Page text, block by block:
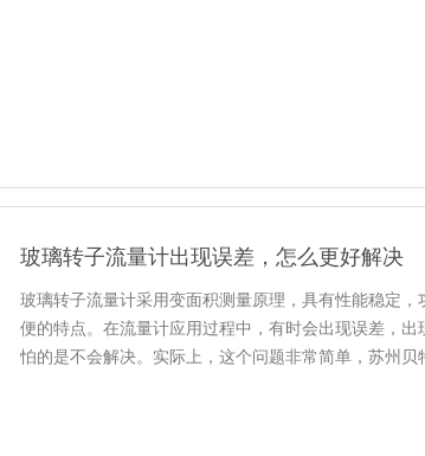
玻璃转子流量计出现误差，怎么更好解决
玻璃转子流量计采用变面积测量原理，具有性能稳定，
便的特点。在流量计应用过程中，有时会出现误差，出
怕的是不会解决。实际上，这个问题非常简单，苏州贝